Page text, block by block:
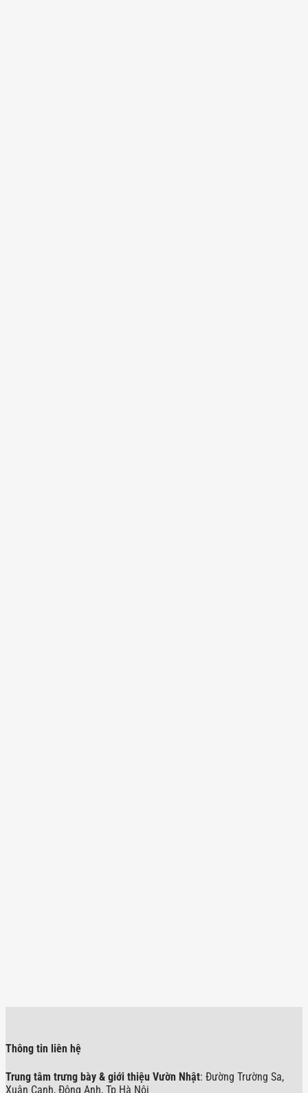
Thông tin liên hệ
Trung tâm trưng bày & giới thiệu Vườn Nhật: Đường Trường Sa,
Xuân Canh, Đông Anh, Tp Hà Nội